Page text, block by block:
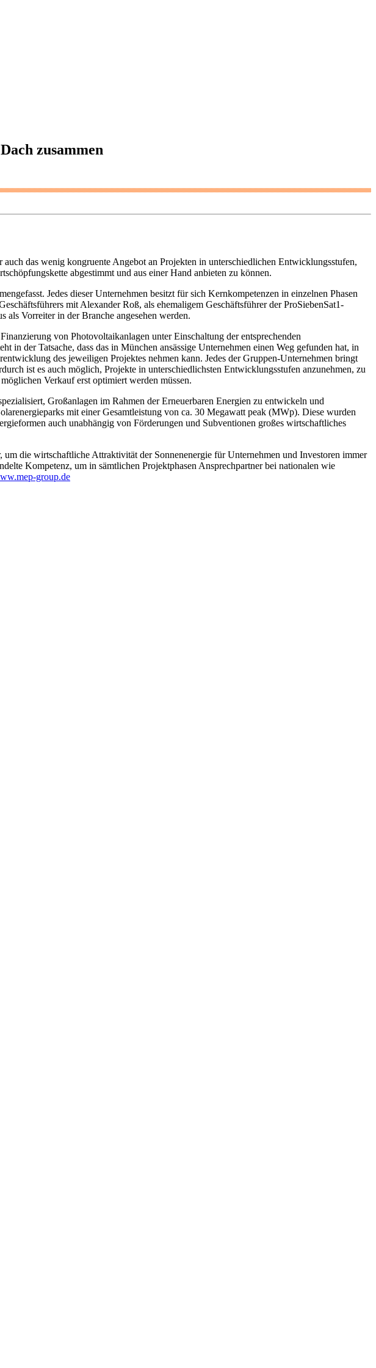
zusammen
das wenig kongruente Angebot an Projekten in unterschiedlichen Entwicklungsstufen,
abgestimmt und aus einer Hand anbieten zu können.
Jedes dieser Unternehmen besitzt für sich Kernkompetenzen in einzelnen Phasen
mit Alexander Roß, als ehemaligem Geschäftsführer der ProSiebenSat1-
als Vorreiter in der Branche angesehen werden.
von Photovoltaikanlagen unter Einschaltung der entsprechenden
in der Tatsache, dass das in München ansässige Unternehmen einen Weg gefunden hat, in
des jeweiligen Projektes nehmen kann. Jedes der Gruppen-Unternehmen bringt
ist es auch möglich, Projekte in unterschiedlichsten Entwicklungsstufen anzunehmen, zu
Verkauf erst optimiert werden müssen.
Großanlagen im Rahmen der Erneuerbaren Energien zu entwickeln und
mit einer Gesamtleistung von ca. 30 Megawatt peak (MWp). Diese wurden
auch unabhängig von Förderungen und Subventionen großes wirtschaftliches
die wirtschaftliche Attraktivität der Sonnenenergie für Unternehmen und Investoren immer
Kompetenz, um in sämtlichen Projektphasen Ansprechpartner bei nationalen wie
group.de